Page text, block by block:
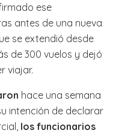
ese
antes de una nueva
se extendió desde
de 300 vuelos y dejó
viajar.
hace una semana
intención de declarar
los funcionarios